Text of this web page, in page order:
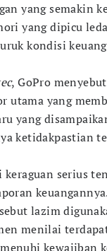
yang semakin
yang dipicu
kondisi
, GoPro
utama yang
yang
ketidakpastian
serius
lazim
menilai
kewajiban